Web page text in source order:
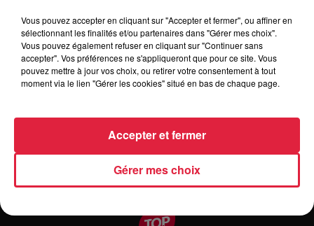
Organisateur http://lesptitsbouchons.blogspot.com/
Vous pouvez accepter en cliquant sur "Accepter et fermer", ou affiner en
sélectionnant les finalités et/ou partenaires dans "Gérer mes choix".
Vous pouvez également refuser en cliquant sur "Continuer sans
accepter". Vos préférences ne s'appliqueront que pour ce site. Vous
pouvez mettre à jour vos choix, ou retirer votre consentement à tout
moment via le lien "Gérer les cookies" situé en bas de chaque page.
Gérer mes choix
Accepter et fermer